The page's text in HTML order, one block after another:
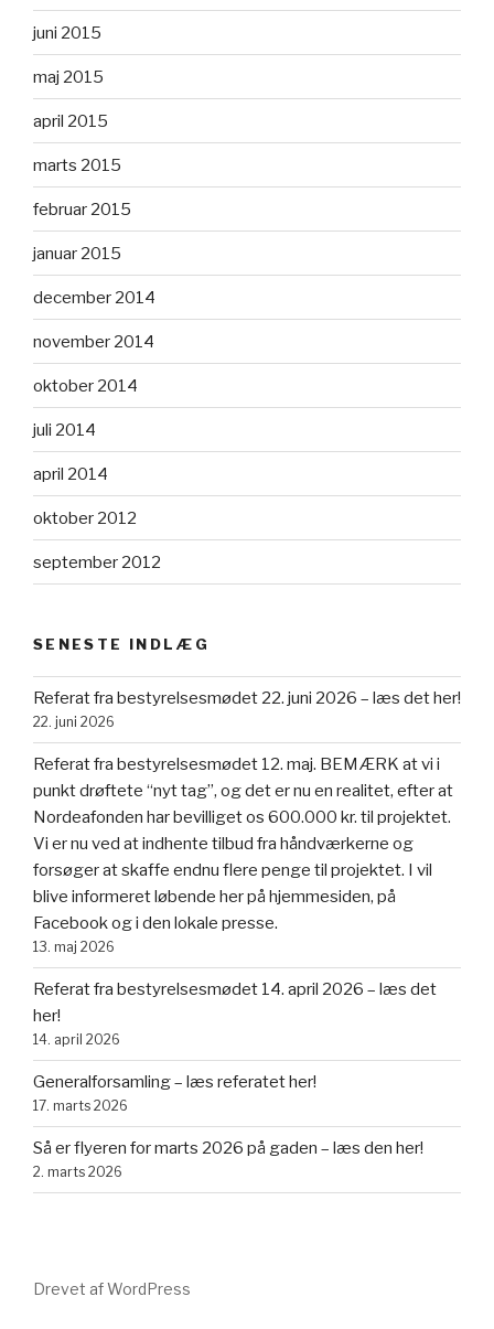
juni 2015
maj 2015
april 2015
marts 2015
februar 2015
januar 2015
december 2014
november 2014
oktober 2014
juli 2014
april 2014
oktober 2012
september 2012
SENESTE INDLÆG
Referat fra bestyrelsesmødet 22. juni 2026 – læs det her!
22. juni 2026
Referat fra bestyrelsesmødet 12. maj. BEMÆRK at vi i
punkt drøftete “nyt tag”, og det er nu en realitet, efter at
Nordeafonden har bevilliget os 600.000 kr. til projektet.
Vi er nu ved at indhente tilbud fra håndværkerne og
forsøger at skaffe endnu flere penge til projektet. I vil
blive informeret løbende her på hjemmesiden, på
Facebook og i den lokale presse.
13. maj 2026
Referat fra bestyrelsesmødet 14. april 2026 – læs det
her!
14. april 2026
Generalforsamling – læs referatet her!
17. marts 2026
Så er flyeren for marts 2026 på gaden – læs den her!
2. marts 2026
Drevet af WordPress